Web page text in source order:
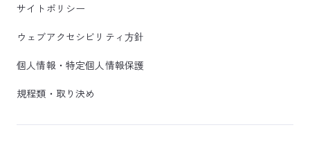
サイトポリシー
ウェブアクセシビリティ方針
個人情報・特定個人情報保護
規程類・取り決め